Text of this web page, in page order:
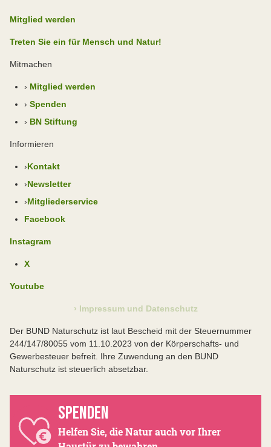
Mitglied werden
Treten Sie ein für Mensch und Natur!
Mitmachen
› Mitglied werden
› Spenden
› BN Stiftung
Informieren
›Kontakt
›Newsletter
›Mitgliederservice
Facebook
Instagram
X
Youtube
› Impressum und Datenschutz
Der BUND Naturschutz ist laut Bescheid mit der Steuernummer
244/147/80055 vom 11.10.2023 von der Körperschafts- und
Gewerbesteuer befreit. Ihre Zuwendung an den BUND
Naturschutz ist steuerlich absetzbar.
SPENDEN
Helfen Sie, die Natur auch vor Ihrer